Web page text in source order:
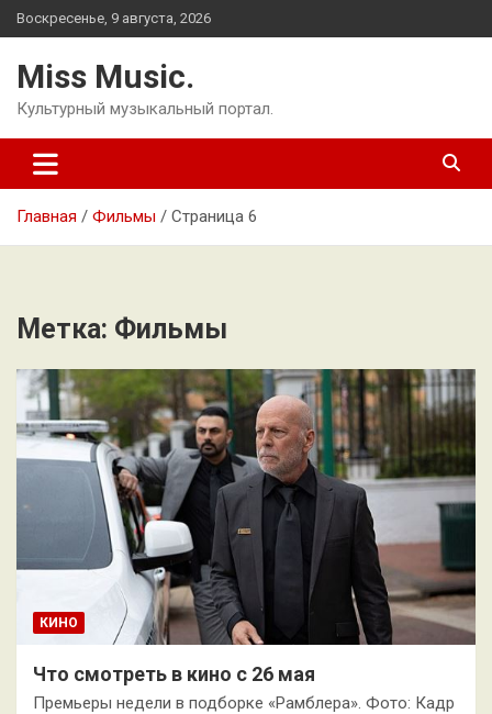
Перейти
к
Воскресенье, 9 августа, 2026
Miss Music.
Культурный музыкальный портал.
Главная Фильмы Страница 6
Метка: Фильмы
КИНО
Что смотреть в кино с 26 мая
Премьеры недели в подборке «Рамблера». Фото: Кадр